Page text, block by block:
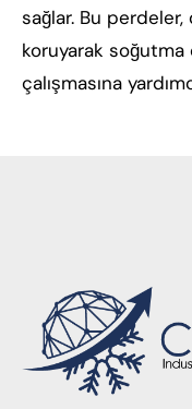
sağlar. Bu
koruyarak soğutma
çalışmasına